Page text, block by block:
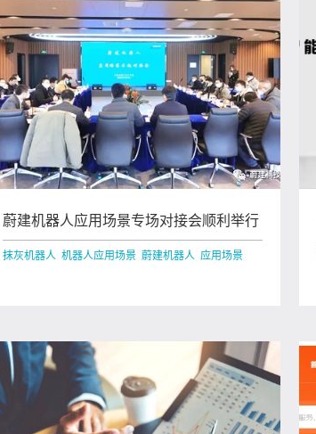
蔚建机器人应用场景专场对接会顺利举行
抹灰机器人 机器人应用场景 蔚建机器人 应用场景